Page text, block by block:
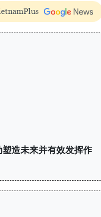
造未来并有效发挥作